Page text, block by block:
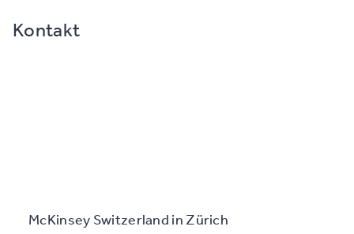
Kontakt
McKinsey Switzerland in Zürich